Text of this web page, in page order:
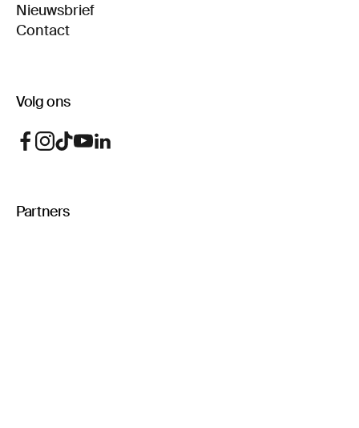
Nieuwsbrief
Contact
Volg ons
Partners